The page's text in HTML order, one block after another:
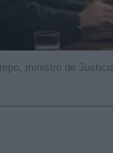
ministro de